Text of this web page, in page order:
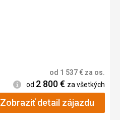
od 1 537€ za os.
Informácie
od 2 800€ za všetkých
Zobraziť detail zájazdu